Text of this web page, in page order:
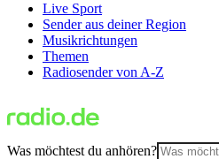
Live Sport
Sender aus deiner Region
Musikrichtungen
Themen
Radiosender von A-Z
Was möchtest du anhören?